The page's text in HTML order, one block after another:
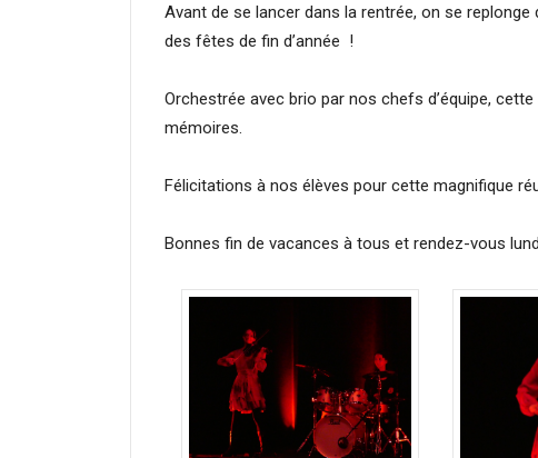
Avant de se lancer dans la rentrée, on se
des fêtes de fin d’année !
Orchestrée avec brio par nos chefs d’équipe,
mémoires.
Félicitations à nos élèves pour cette magnifique
Bonnes fin de vacances à tous et rendez-vous